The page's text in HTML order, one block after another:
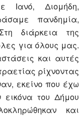
Ιανό, Διομήδη,
πανδημία,
διάρκεια της
για όλους μας.
και αυτές
ρίχνοντας
εκείνο που έχω
του Δήμου
και